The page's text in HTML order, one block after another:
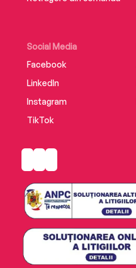
Social Media
Facebook
LinkedIn
Instagram
TikTok